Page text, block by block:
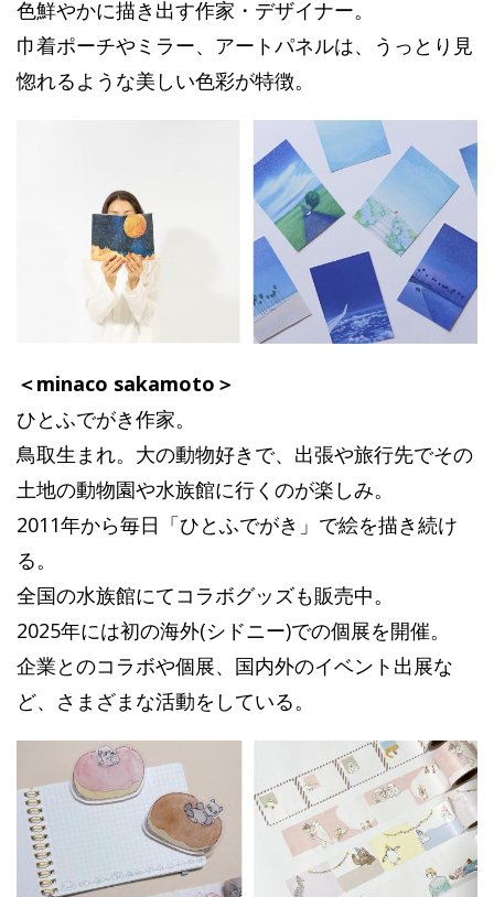
色鮮やかに描き出す作家・デザイナー。
巾着ポーチやミラー、アートパネルは、うっとり見
惚れるような美しい色彩が特徴。
＜minaco sakamoto＞
ひとふでがき作家。
鳥取生まれ。大の動物好きで、出張や旅行先でその
土地の動物園や水族館に行くのが楽しみ。
2011年から毎日「ひとふでがき」で絵を描き続け
る。
全国の水族館にてコラボグッズも販売中。
2025年には初の海外(シドニー)での個展を開催。
企業とのコラボや個展、国内外のイベント出展な
ど、さまざまな活動をしている。